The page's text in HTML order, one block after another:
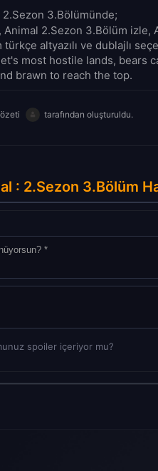
2.Sezon 3.Bölümünde;
Animal 2.Sezon 3.Bölüm
türkçe altyazılı ve dublajlı
most hostile lands, bears
brawn to reach the top.
tarafından oluşturuldu.
: 2.Sezon 3.Bölüm
spoiler içeriyor mu?